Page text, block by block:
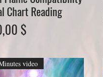
Chart Reading
$
video